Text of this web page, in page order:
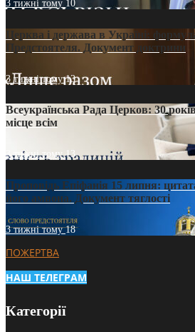
3 тижні тому 10
Церква і держава в Україні:
Предстоятеля. Документ доктрини
3 тижні тому13
Всеукраїнська Рада Церков: 30
місце всім
3 тижні тому13
Проповідь Епіфанія 15 липня:
його амвона. Документ тяглості
3 тижні тому18
ПОЖЕРТВА
НАШ ТЕЛЕГРАМ
Категорії